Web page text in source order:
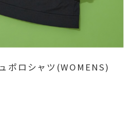
ポロシャツ(WOMENS)